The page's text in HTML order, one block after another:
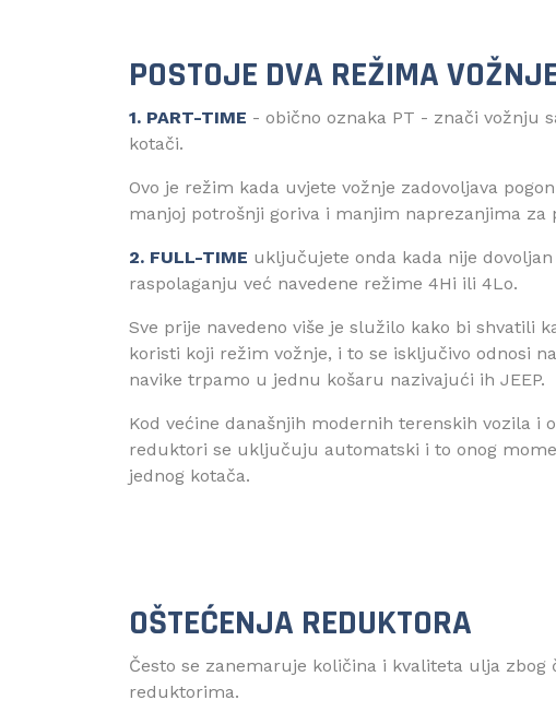
POSTOJE DVA REŽIMA
1. PART-TIME - obično oznaka PT - znači vožnju
kotači.
Ovo je režim kada uvjete vožnje zadovoljava
manjoj potrošnji goriva i manjim naprezanjima za
2. FULL-TIME uključujete onda kada nije
raspolaganju već navedene režime 4Hi ili 4Lo.
Sve prije navedeno više je služilo kako bi shvatili
koristi koji režim vožnje, i to se isključivo odnosi
navike trpamo u jednu košaru nazivajući ih JEEP.
Kod većine današnjih modernih terenskih vozila i
reduktori se uključuju automatski i to onog
jednog kotača.
OŠTEĆENJA REDUKTORA
Često se zanemaruje količina i kvaliteta ulja
reduktorima.